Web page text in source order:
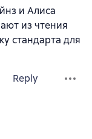
и Алиса
из чтения
стандарта для
Reply